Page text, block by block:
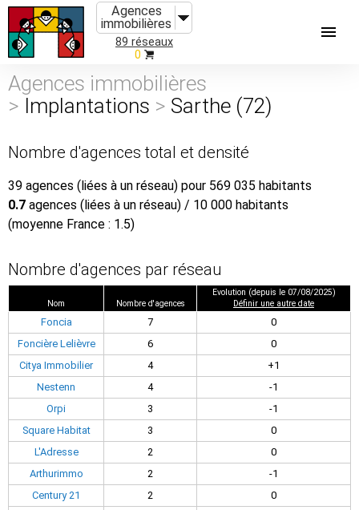
Agences
immobilières
89 réseaux
0
Agences immobilières
> Implantations > Sarthe (72)
Nombre d'agences total et densité
39 agences (liées à un réseau) pour 569 035 habitants
0.7 agences (liées à un réseau) / 10 000 habitants
(moyenne France : 1.5)
Nombre d'agences par réseau
Nom Nombre d'agences
Evolution (depuis le 07/08/2025)
Définir une autre date
Foncia 7
0
Foncière Lelièvre
6
0
Citya Immobilier
4
+1
Nestenn
4
-1
Orpi
3
-1
Square Habitat
3
0
L'Adresse
2
0
Arthurimmo
2
-1
Century 21
2
0